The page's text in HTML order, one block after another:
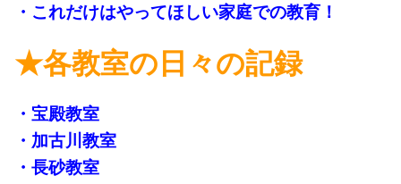
・これだけはやってほしい家庭での教育！
★各教室の日々の記録
・宝殿教室
・加古川教室
・長砂教室